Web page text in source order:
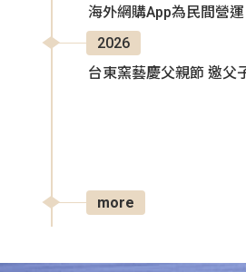
海外網購App為民間營
2026
台東窯藝慶父親節 邀父
more